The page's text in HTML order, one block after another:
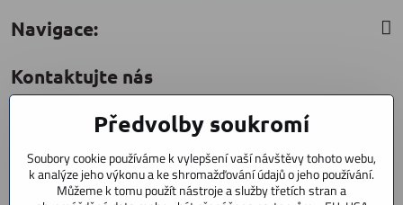
Navigace:
Kontaktujte nás
CYCLESTAR s​.r​.o​.
Praha 5 Radotín
153 00
Předvolby soukromí
Soubory cookie používáme k vylepšení vaší návštěvy tohoto webu,
k analýze jeho výkonu a ke shromažďování údajů o jeho používání.
Můžeme k tomu použít nástroje a služby třetích stran a